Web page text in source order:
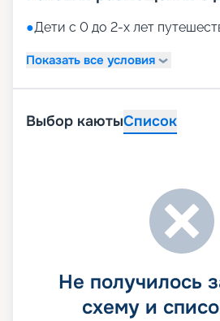
●Дети с 0 до 2-х лет
Показать все условия
Выбор каютыСписок
Не получилось
схему и